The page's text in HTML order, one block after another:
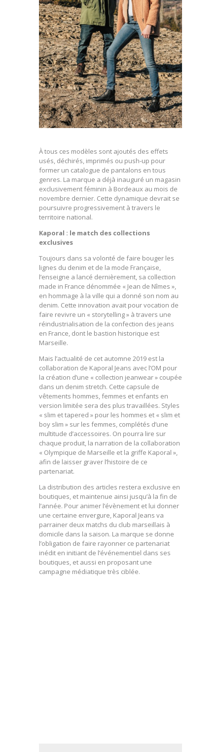
À tous ces modèles sont ajoutés des effets
usés, déchirés, imprimés ou push-up pour
former un catalogue de pantalons en tous
genres. La marque a déjà inauguré un magasin
exclusivement féminin à Bordeaux au mois de
novembre dernier. Cette dynamique devrait se
poursuivre progressivement à travers le
territoire national.
Kaporal : le match des collections
exclusives
Toujours dans sa volonté de faire bouger les
lignes du denim et de la mode Française,
l’enseigne a lancé dernièrement, sa collection
made in France dénommée « Jean de Nîmes »,
en hommage à la ville qui a donné son nom au
denim. Cette innovation avait pour vocation de
faire revivre un « storytelling » à travers une
réindustrialisation de la confection des jeans
en France, dont le bastion historique est
Marseille.
Mais l’actualité de cet automne 2019 est la
collaboration de Kaporal Jeans avec l’OM pour
la création d’une « collection jeanwear » coupée
dans un denim stretch. Cette capsule de
vêtements hommes, femmes et enfants en
version limitée sera des plus travaillées. Styles
« slim et tapered » pour les hommes et « slim et
boy slim » sur les femmes, complétés d’une
multitude d’accessoires. On pourra lire sur
chaque produit, la narration de la collaboration
« Olympique de Marseille et la griffe Kaporal »,
afin de laisser graver l’histoire de ce
partenariat.
La distribution des articles restera exclusive en
boutiques, et maintenue ainsi jusqu’à la fin de
l’année. Pour animer l’évènement et lui donner
une certaine envergure, Kaporal Jeans va
parrainer deux matchs du club marseillais à
domicile dans la saison. La marque se donne
l’obligation de faire rayonner ce partenariat
inédit en initiant de l’événementiel dans ses
boutiques, et aussi en proposant une
campagne médiatique très ciblée.